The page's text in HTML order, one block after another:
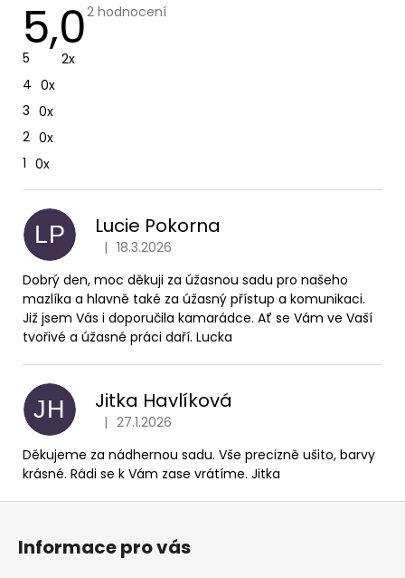
5,0Průměrné
2 hodnocení
5
2x
4 0x
3 0x
2 0x
1 0x
s
h
o
d
n
o
c
e
n
í
LP Lucie Pokorna
Hodnocení produktu je 5 z 5 hvězdiček.
| 18.3.2026
Dobrý den, moc děkuji za úžasnou sadu pro našeho
mazlíka a hlavně také za úžasný přístup a komunikaci.
Již jsem Vás i doporučila kamarádce. Ať se Vám ve Vaší
tvořivé a úžasné práci daří. Lucka
JH Jitka Havlíková
Hodnocení produktu je 5 z 5 hvězdiček.
| 27.1.2026
Děkujeme za nádhernou sadu. Vše precizně ušito, barvy
krásné. Rádi se k Vám zase vrátíme. Jitka
Informace pro vás